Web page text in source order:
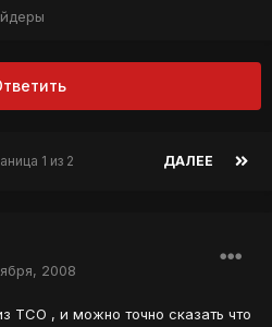
ДАЛЕЕ
1 из 2
2008
ТСО , и можно точно сказать что